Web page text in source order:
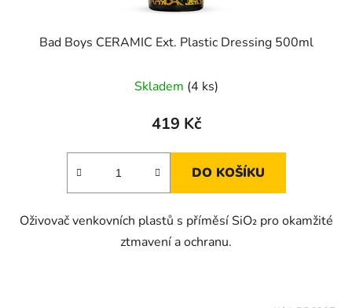
Bad Boys CERAMIC Ext. Plastic Dressing 500ml
hodnocení
produktu
5,0
hvězdiček.
Skladem (4 ks)
419 Kč
DO KOŠÍKU
Oživovač venkovních plastů s příměsí SiO₂ pro okamžité
ztmavení a ochranu.